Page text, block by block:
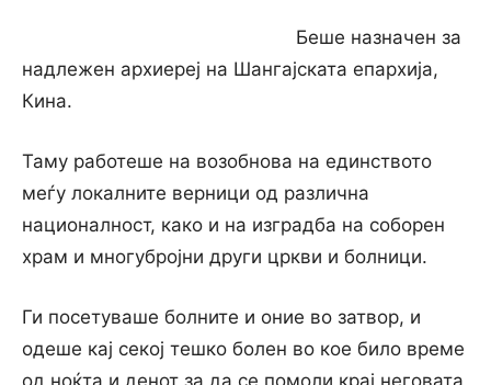
Беше назначен за
надлежен архиереј на Шангајската епархија,
Кина.
Таму работеше на возобнова на единството
меѓу локалните верници од различна
националност, како и на изградба на соборен
храм и многубројни други цркви и болници.
Ги посетуваше болните и оние во затвор, и
одеше кај секој тешко болен во кое било време